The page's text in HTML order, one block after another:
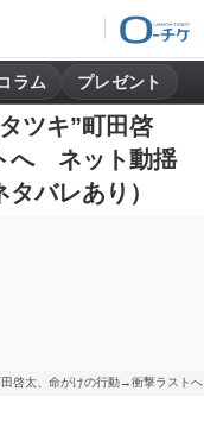
ラム プレゼント
ツキ”町田啓
へ ネット動揺
バレあり）
田啓太、命がけの行動→衝撃ラス